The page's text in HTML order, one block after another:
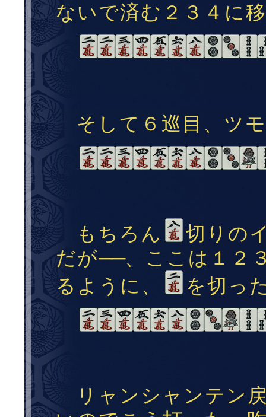
ないで済む２３４に
そして６巡目、ツモ
もちろん
切りの
だが──、ここは１２
るように、
を切っ
リャンシャンテン